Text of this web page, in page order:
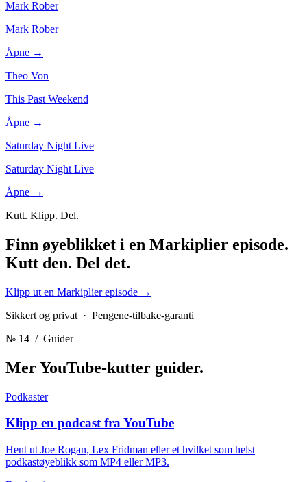
Mark Rober
Mark Rober
Åpne →
Theo Von
This Past Weekend
Åpne →
Saturday Night Live
Saturday Night Live
Åpne →
Kutt. Klipp. Del.
Finn øyeblikket i en Markiplier episode.
Kutt den. Del det.
Klipp ut en Markiplier episode →
Sikkert og privat · Pengene-tilbake-garanti
№ 14 / Guider
Mer YouTube-kutter guider.
Podkaster
Klipp en podcast fra YouTube
Hent ut Joe Rogan, Lex Fridman eller et hvilket som helst
podkastøyeblikk som MP4 eller MP3.